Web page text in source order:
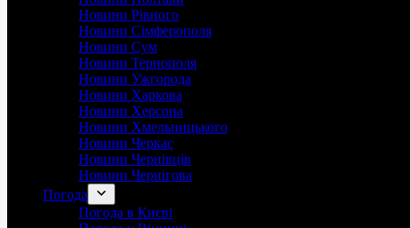
Новини Рівного
Новини Сімферополя
Новини Сум
Новини Тернополя
Новини Ужгорода
Новини Харкова
Новини Херсона
Новини Хмельницького
Новини Черкас
Новини Чернівців
Новини Чернігова
Погода
Погода в Києві